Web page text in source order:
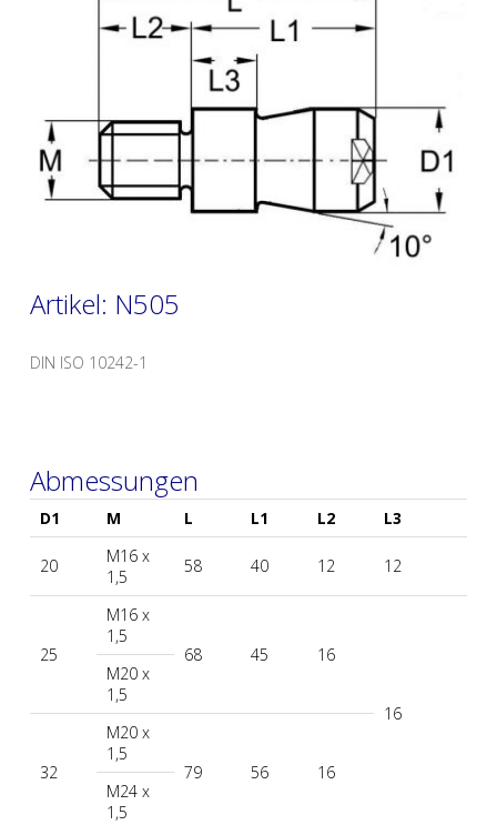
Artikel: N505
DIN ISO 10242-1
Abmessungen
D1 M L L1 L2 L3
20
M16 x
1,5
58 40 12 12
25
M16 x
1,5
68
45 16
16
M20 x
1,5
32
M20 x
1,5
79
56
16
M24 x
1,5